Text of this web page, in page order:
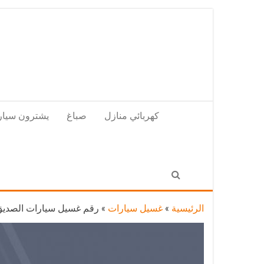
يشترون صباغ كهربائي منازل
الرئيسية » غسيل سيارات » رقم غسيل سيارات الصديق / 67661662 / غسيل وتنظيف سيارات متنقل